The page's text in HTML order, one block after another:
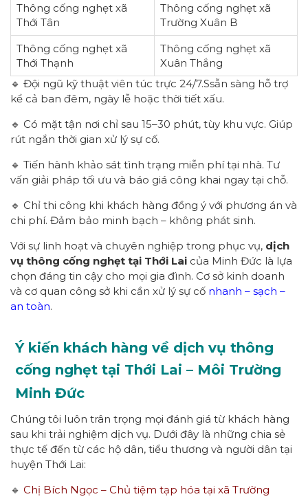
Thông cống nghẹt xã
Thới Tân
Thông cống nghẹt xã
Trường Xuân B
Thông cống nghẹt xã
Thới Thạnh
Thông cống nghẹt xã
Xuân Thắng
🔹 Đội ngũ kỹ thuật viên túc trực 24/7.Ssẵn sàng hỗ trợ
kể cả ban đêm, ngày lễ hoặc thời tiết xấu.
🔹 Có mặt tận nơi chỉ sau 15–30 phút, tùy khu vực. Giúp
rút ngắn thời gian xử lý sự cố.
🔹 Tiến hành khảo sát tình trạng miễn phí tại nhà. Tư
vấn giải pháp tối ưu và báo giá công khai ngay tại chỗ.
🔹 Chỉ thi công khi khách hàng đồng ý với phương án và
chi phí. Đảm bảo minh bạch – không phát sinh.
Với sự linh hoạt và chuyên nghiệp trong phục vụ, dịch
vụ thông cống nghẹt tại Thới Lai của Minh Đức là lựa
chọn đáng tin cậy cho mọi gia đình. Cơ sở kinh doanh
và cơ quan công sở khi cần xử lý sự cố nhanh – sạch –
an toàn.
Ý kiến khách hàng về dịch vụ thông
cống nghẹt tại Thới Lai – Môi Trường
Minh Đức
Chúng tôi luôn trân trọng mọi đánh giá từ khách hàng
sau khi trải nghiệm dịch vụ. Dưới đây là những chia sẻ
thực tế đến từ các hộ dân, tiểu thương và người dân tại
huyện Thới Lai:
🔹 Chị Bích Ngọc – Chủ tiệm tạp hóa tại xã Trường